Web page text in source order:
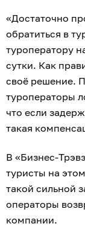
«Достаточно
обратиться в
туроператору
сутки. Как
своё решение.
туроператоры
что если
такая
В «Бизнес-
туристы на
такой сильной
операторы
компании.